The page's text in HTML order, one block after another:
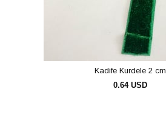
Kadife Kurdele 2 cm
0.64 USD